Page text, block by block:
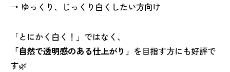
→ ゆっくり、じっくり白くしたい方向け
「とにかく白く！」ではなく、
「自然で透明感のある仕上がり」 を目指す方にも好評で
す🌿